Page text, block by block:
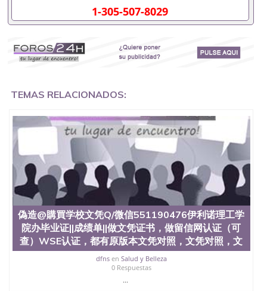
否因为递交材料不齐而被拒之门外551190476您是否
因没正常毕业而导致回国得不到教育部认证在校挂科
工作没有文凭怎么办,怎么办理本科/研究生文凭
551190476如何办理本科/硕士毕业证551190476网上
大学文凭可以打工作吗551190476怎么办理 外假毕业
里可以办理澳洲毕业证551190476留学生在哪里可以
买假毕业证551190476哪里可以办理加拿大毕业证
551190476申请学校办理假的毕业证成绩单可以吗
551190476哪里可以办理水印成绩单551190476哪里
可以修改成绩单GPA分数551190476假毕业证能查出
来吗551190476假文凭网上能查到吗551190476 如何
拿到国外毕业证QQ微信551190476办假大学毕业证
QQ微信551190476国外毕业证去哪认证QQ微信
551190476找毕业证封皮QQ微信551190476国外毕业
证外壳定制QQ微信551190476快速代办国外毕业证
QQ微信551190476快速拿到国外文凭QQ微信
551190476国外留学文凭认证QQ微信551190476国外
文凭回国认证QQ微信551190476泰国文凭办理QQ微
信551190476法国留学回国证明QQ微信551190476 国
外烫金照片QQ微信551190476外国文凭在中国有用吗
QQ微信551190476德国留学回国证明QQ微信
1-305-507-8029
TEMAS RELACIONADOS:
偽造@購買学校文凭Q/微信551190476伊利诺理工学
院办毕业证||成绩单||做文凭证书，做留信网认证（可
查）WSE认证，都有原版本文凭对照，文凭对照，文
dfnsen Salud y Belleza
0 Respuestas
...